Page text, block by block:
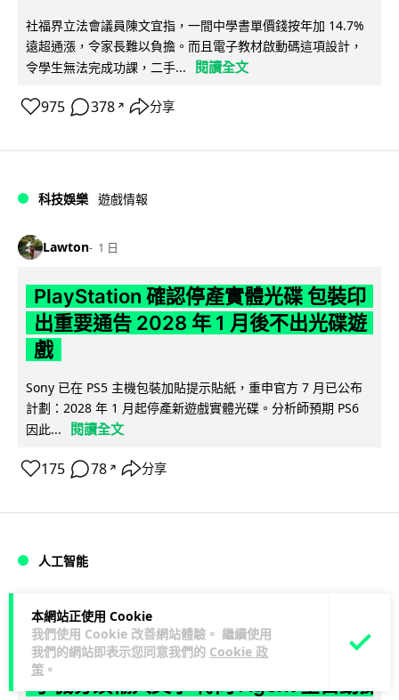
本網站正使用 Cookie
我們使用 Cookie 改善網站體驗。 繼續使用
我們的網站即表示您同意我們的 Cookie 政
策 。
社福界立法會議員陳文宜指，一間中學書單價錢按年加 14.7%
遠超通漲，令家長難以負擔。而且電子教材啟動碼這項設計，
令學生無法完成功課，二手...
閱讀全文
975 378 ↗ 分享
科技娛樂 遊戲情報
Lawton 1 日
PlayStation 確認停產實體光碟 包裝印
出重要通告 2028 年 1 月後不出光碟遊
戲
Sony 已在 PS5 主機包裝加貼提示貼紙，重申官方 7 月已公布
計劃：2028 年 1 月起停產新遊戲實體光碟。分析師預期 PS6
因此...
閱讀全文
175 78 ↗ 分享
人工智能
Vin 1 日
Samsung 展示 Galaxy AI 新方向 未來